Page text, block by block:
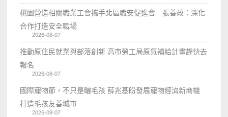
桃園營造相關職業工會攜手北區職安促進會 張善政：深化
合作打造安全職場
2026-08-07
推動原住民就業與部落創新 高市勞工局原氣補給計畫趕快去
報名
2026-08-07
國際寵物節，不只是曬毛孩 薛兆基盼發展寵物經濟新商機
打造毛孩友善城市
2026-08-07